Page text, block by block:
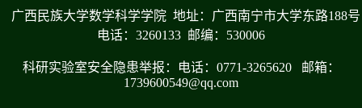
广西民族大学数学科学学院 地址：广西南宁市大学东路188号
电话：3260133 邮编：530006
科研实验室安全隐患举报：电话：0771-3265620 邮箱：
1739600549@qq.com